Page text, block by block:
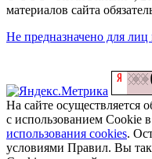
материалов сайта
Не предназначено для
На сайте осуществляется
с использованием Cookie
использования cookies.
условиями Правил. Вы